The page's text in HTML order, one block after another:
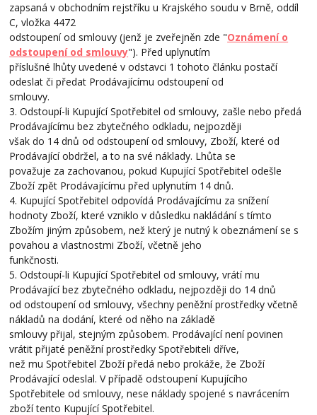
zapsaná v obchodním rejstříku u Krajského soudu v Brně, oddíl
C, vložka 4472
odstoupení od smlouvy (jenž je zveřejněn zde "Oznámení o
odstoupení od smlouvy"). Před uplynutím
příslušné lhůty uvedené v odstavci 1 tohoto článku postačí
odeslat či předat Prodávajícímu odstoupení od
smlouvy.
3. Odstoupí-li Kupující Spotřebitel od smlouvy, zašle nebo předá
Prodávajícímu bez zbytečného odkladu, nejpozději
však do 14 dnů od odstoupení od smlouvy, Zboží, které od
Prodávající obdržel, a to na své náklady. Lhůta se
považuje za zachovanou, pokud Kupující Spotřebitel odešle
Zboží zpět Prodávajícímu před uplynutím 14 dnů.
4. Kupující Spotřebitel odpovídá Prodávajícímu za snížení
hodnoty Zboží, které vzniklo v důsledku nakládání s tímto
Zbožím jiným způsobem, než který je nutný k obeznámení se s
povahou a vlastnostmi Zboží, včetně jeho
funkčnosti.
5. Odstoupí-li Kupující Spotřebitel od smlouvy, vrátí mu
Prodávající bez zbytečného odkladu, nejpozději do 14 dnů
od odstoupení od smlouvy, všechny peněžní prostředky včetně
nákladů na dodání, které od něho na základě
smlouvy přijal, stejným způsobem. Prodávající není povinen
vrátit přijaté peněžní prostředky Spotřebiteli dříve,
než mu Spotřebitel Zboží předá nebo prokáže, že Zboží
Prodávající odeslal. V případě odstoupení Kupujícího
Spotřebitele od smlouvy, nese náklady spojené s navrácením
zboží tento Kupující Spotřebitel.